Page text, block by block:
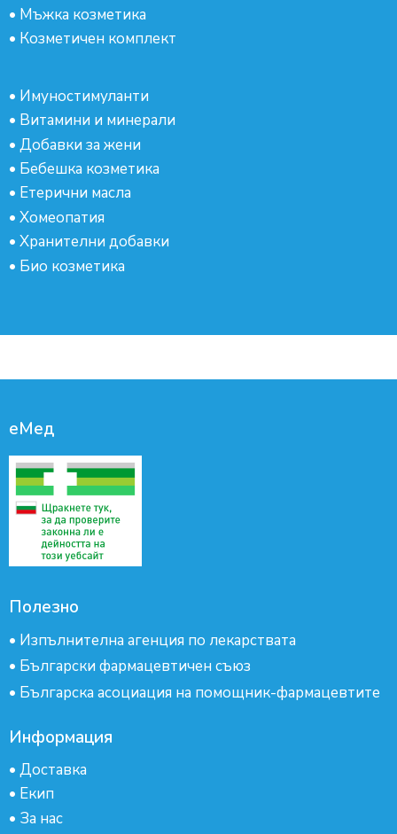
• Мъжка козметика
• Козметичен комплект
• Имуностимуланти
• Витамини и минерали
• Добавки за жени
• Бебешка козметика
• Етерични масла
• Хомеопатия
• Хранителни добавки
• Био козметика
еМед
Полезно
• Изпълнителна агенция по лекарствата
• Български фармацевтичен съюз
• Българска асоциация на помощник-фармацевтите
Информация
• Доставка
• Екип
• За нас